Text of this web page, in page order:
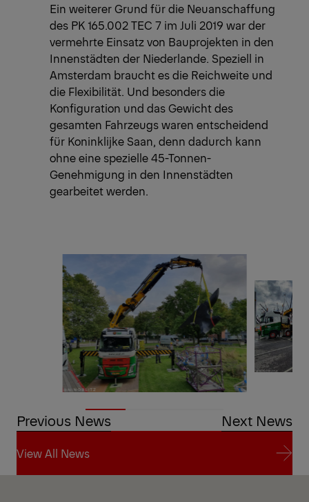
Ein weiterer Grund für die Neuanschaffung
des PK 165.002 TEC 7 im Juli 2019 war der
vermehrte Einsatz von Bauprojekten in den
Innenstädten der Niederlande. Speziell in
Amsterdam braucht es die Reichweite und
die Flexibilität. Und besonders die
Konfiguration und das Gewicht des
gesamten Fahrzeugs waren entscheidend
für Koninklijke Saan, denn dadurch kann
ohne eine spezielle 45-Tonnen-
Genehmigung in den Innenstädten
gearbeitet werden.
Previous News Next News
View All News